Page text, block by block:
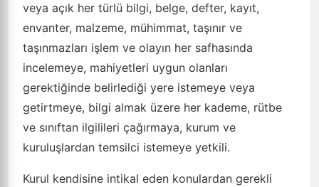
veya açık her türlü bilgi, belge, defter, kayıt,
envanter, malzeme, mühimmat, taşınır ve
taşınmazları işlem ve olayın her safhasında
incelemeye, mahiyetleri uygun olanları
gerektiğinde belirlediği yere istemeye veya
getirtmeye, bilgi almak üzere her kademe, rütbe
ve sınıftan ilgilileri çağırmaya, kurum ve
kuruluşlardan temsilci istemeye yetkili.
Kurul kendisine intikal eden konulardan gerekli